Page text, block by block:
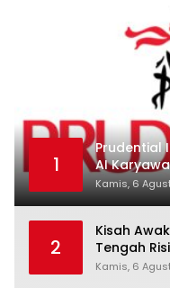
1
Prudential
AI
Kamis, 6
2
Kisah
Tengah
Kamis, 6